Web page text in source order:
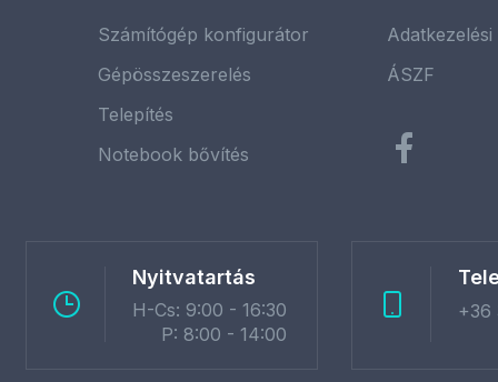
Számítógép konfigurátor
Gépösszeszerelés
Telepítés
Notebook bővítés
ÁSZF
Nyitvatartás
H-Cs: 9:00 - 16:30
P: 8:00 - 14:00
+36